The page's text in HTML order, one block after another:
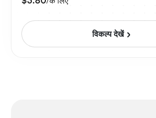
विकल्प देखें